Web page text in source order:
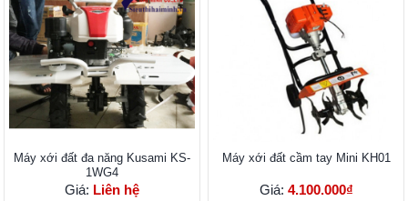
Máy xới đất đa năng Kusami KS-
1WG4
Giá: Liên hệ
Máy xới đất cầm tay Mini KH01
Giá: 4.100.000₫